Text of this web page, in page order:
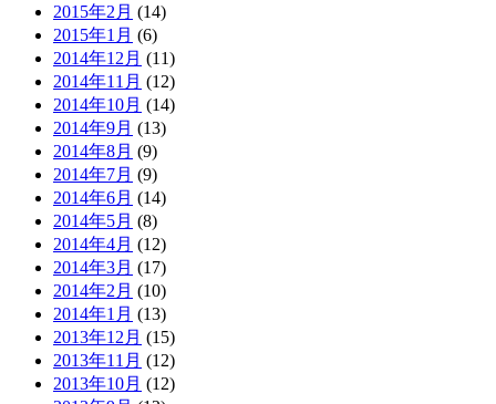
2015年2月 (14)
2015年1月 (6)
2014年12月 (11)
2014年11月 (12)
2014年10月 (14)
2014年9月 (13)
2014年8月 (9)
2014年7月 (9)
2014年6月 (14)
2014年5月 (8)
2014年4月 (12)
2014年3月 (17)
2014年2月 (10)
2014年1月 (13)
2013年12月 (15)
2013年11月 (12)
2013年10月 (12)